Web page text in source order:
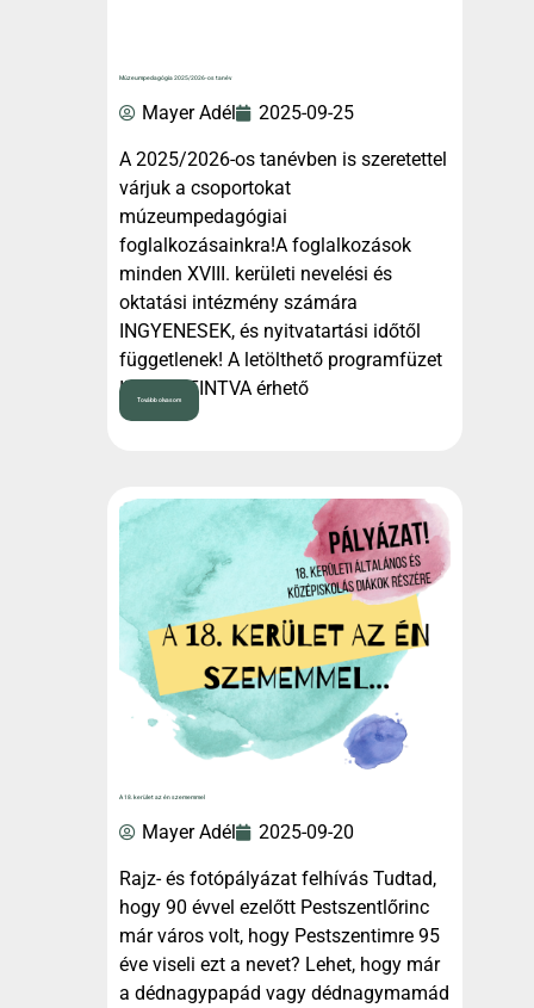
Múzeumpedagógia 2025/2026-os tanév
Mayer Adél 2025-09-25
A 2025/2026-os tanévben is szeretettel
várjuk a csoportokat
múzeumpedagógiai
foglalkozásainkra!A foglalkozások
minden XVIII. kerületi nevelési és
oktatási intézmény számára
INGYENESEK, és nyitvatartási időtől
függetlenek! A letölthető programfüzet
IDE KATTINTVA érhető
Tovább olvasom
A 18. kerület az én szememmel
Mayer Adél 2025-09-20
Rajz- és fotópályázat felhívás Tudtad,
hogy 90 évvel ezelőtt Pestszentlőrinc
már város volt, hogy Pestszentimre 95
éve viseli ezt a nevet? Lehet, hogy már
a dédnagypapád vagy dédnagymamád